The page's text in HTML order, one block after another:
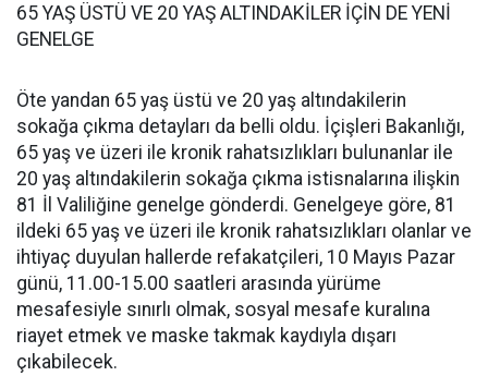
65 YAŞ ÜSTÜ VE 20 YAŞ ALTINDAKİLER İÇİN DE YENİ
GENELGE
Öte yandan 65 yaş üstü ve 20 yaş altındakilerin
sokağa çıkma detayları da belli oldu. İçişleri Bakanlığı,
65 yaş ve üzeri ile kronik rahatsızlıkları bulunanlar ile
20 yaş altındakilerin sokağa çıkma istisnalarına ilişkin
81 İl Valiliğine genelge gönderdi. Genelgeye göre, 81
ildeki 65 yaş ve üzeri ile kronik rahatsızlıkları olanlar ve
ihtiyaç duyulan hallerde refakatçileri, 10 Mayıs Pazar
günü, 11.00-15.00 saatleri arasında yürüme
mesafesiyle sınırlı olmak, sosyal mesafe kuralına
riayet etmek ve maske takmak kaydıyla dışarı
çıkabilecek.